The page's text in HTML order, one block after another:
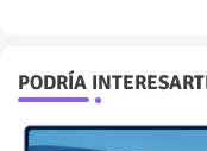
PODRÍA